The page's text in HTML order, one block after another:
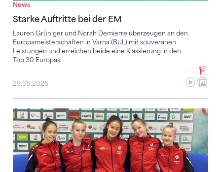
News
Starke Auftritte bei der EM
Lauren Grüniger und Norah Demierre überzeugen an den
Europameisterschaften in Varna (BUL) mit souveränen
Leistungen und erreichen beide eine Klassierung in den
Top 30 Europas.
29.05.2026
EM in Varna (BUL): Bühne frei für die Schweizerinnen